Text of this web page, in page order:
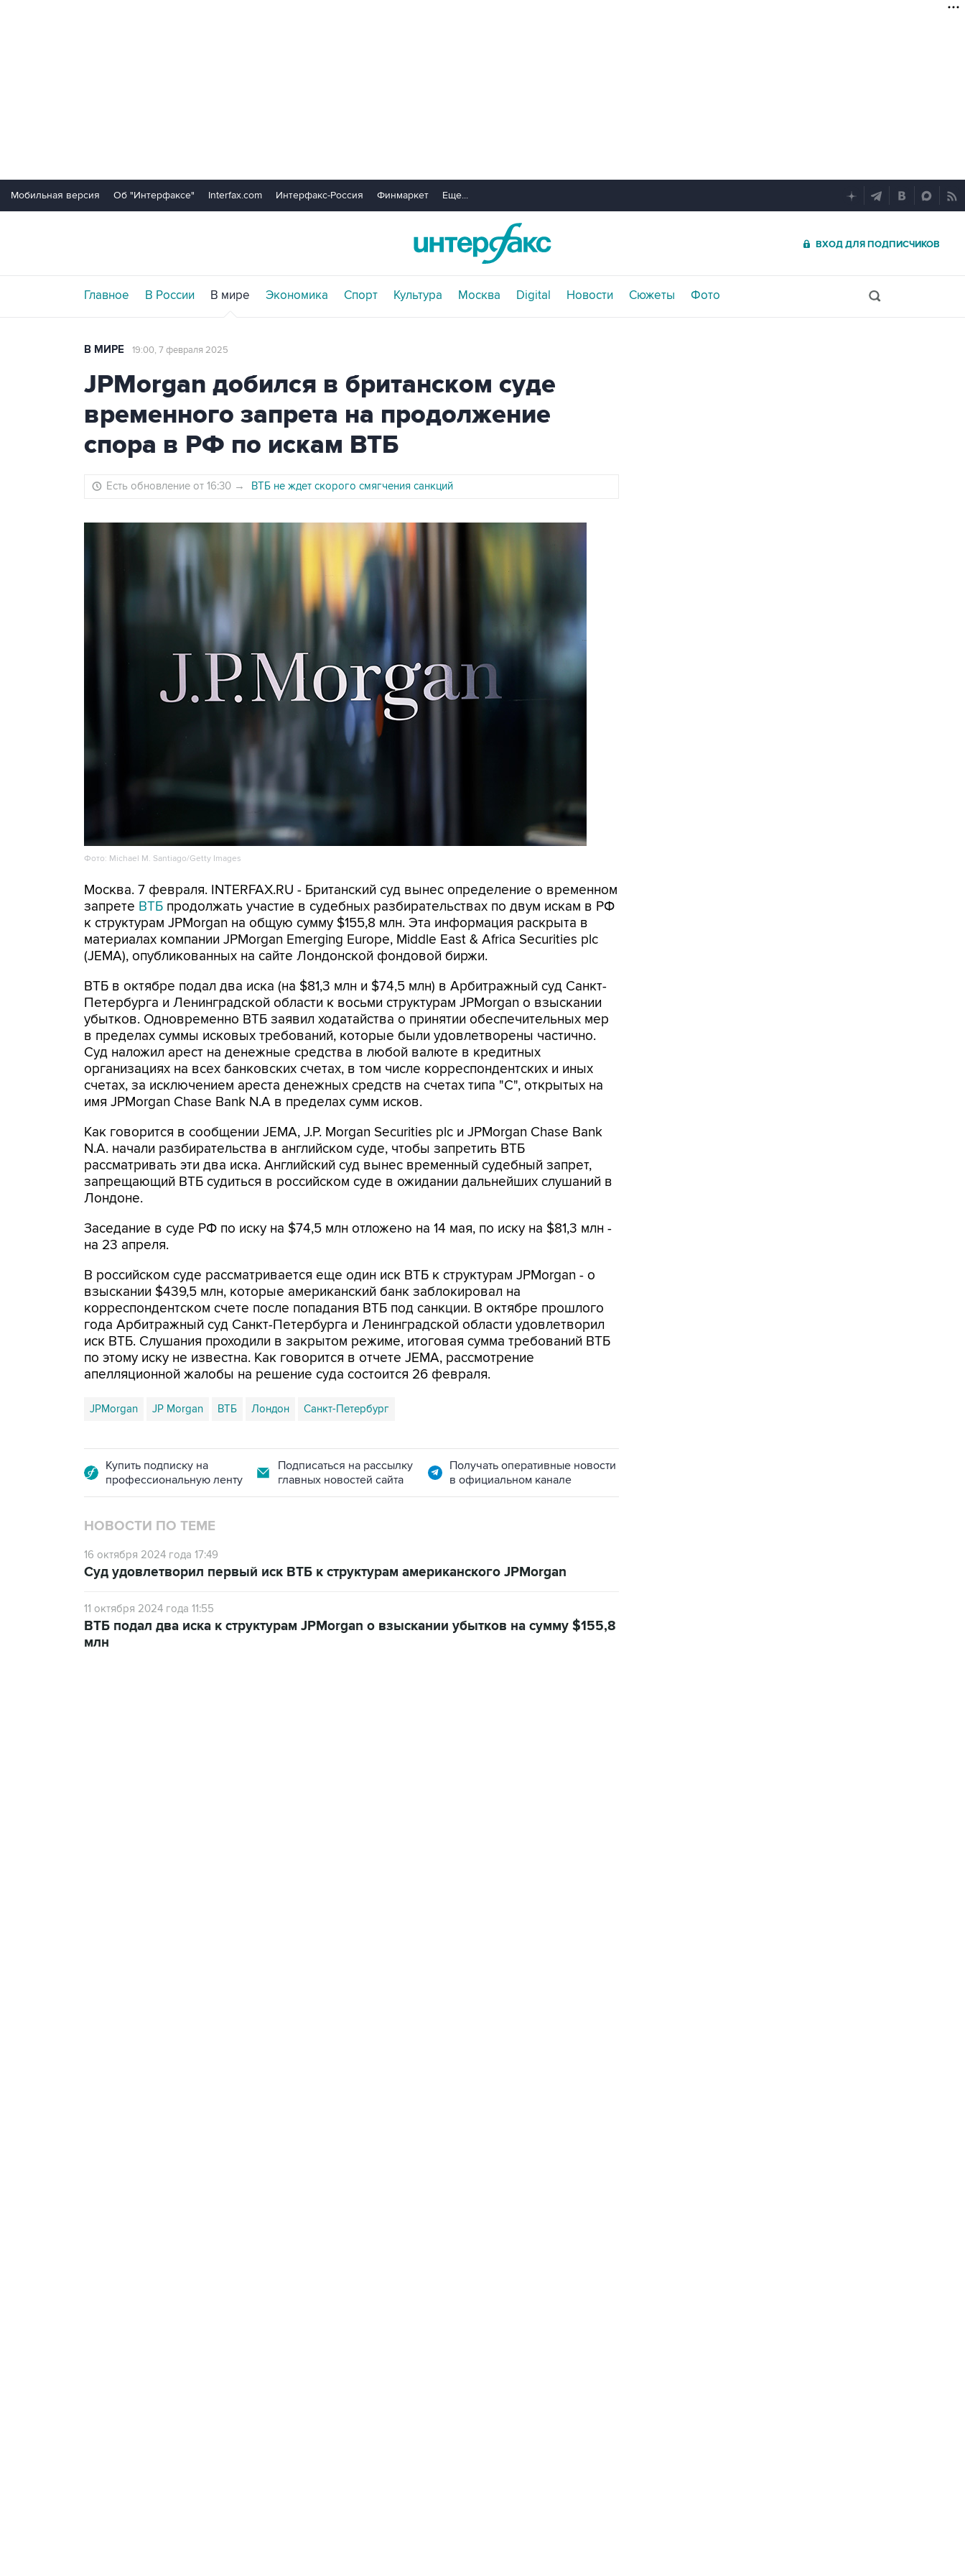
Мобильная версия Об "Интерфаксе" Interfax.com Интерфакс-Россия Финмаркет Еще...
ВХОД ДЛЯ ПОДПИСЧИКОВ
Главное В России В мире Экономика Спорт Культура Москва Digital Новости Сюжеты Фото
В МИРЕ 19:00, 7 февраля 2025
JPMorgan добился в британском суде
временного запрета на продолжение
спора в РФ по искам ВТБ
Есть обновление от 16:30 → ВТБ не ждет скорого смягчения санкций
Фото: Michael M. Santiago/Getty Images
Москва. 7 февраля. INTERFAX.RU - Британский суд вынес определение о временном
запрете ВТБ продолжать участие в судебных разбирательствах по двум искам в РФ
к структурам JPMorgan на общую сумму $155,8 млн. Эта информация раскрыта в
материалах компании JPMorgan Emerging Europe, Middle East & Africa Securities plc
(JEMA), опубликованных на сайте Лондонской фондовой биржи.
ВТБ в октябре подал два иска (на $81,3 млн и $74,5 млн) в Арбитражный суд Санкт-
Петербурга и Ленинградской области к восьми структурам JPMorgan о взыскании
убытков. Одновременно ВТБ заявил ходатайства о принятии обеспечительных мер
в пределах суммы исковых требований, которые были удовлетворены частично.
Суд наложил арест на денежные средства в любой валюте в кредитных
организациях на всех банковских счетах, в том числе корреспондентских и иных
счетах, за исключением ареста денежных средств на счетах типа "С", открытых на
имя JPMorgan Chase Bank N.A в пределах сумм исков.
Как говорится в сообщении JEMA, J.P. Morgan Securities plc и JPMorgan Chase Bank
N.A. начали разбирательства в английском суде, чтобы запретить ВТБ
рассматривать эти два иска. Английский суд вынес временный судебный запрет,
запрещающий ВТБ судиться в российском суде в ожидании дальнейших слушаний в
Лондоне.
Заседание в суде РФ по иску на $74,5 млн отложено на 14 мая, по иску на $81,3 млн -
на 23 апреля.
В российском суде рассматривается еще один иск ВТБ к структурам JPMorgan - о
взыскании $439,5 млн, которые американский банк заблокировал на
корреспондентском счете после попадания ВТБ под санкции. В октябре прошлого
года Арбитражный суд Санкт-Петербурга и Ленинградской области удовлетворил
иск ВТБ. Слушания проходили в закрытом режиме, итоговая сумма требований ВТБ
по этому иску не известна. Как говорится в отчете JEMA, рассмотрение
апелляционной жалобы на решение суда состоится 26 февраля.
JPMorgan JP Morgan ВТБ Лондон Санкт-Петербург
Купить подписку на
профессиональную ленту
Подписаться на рассылку
главных новостей сайта
Получать оперативные новости
в официальном канале
НОВОСТИ ПО ТЕМЕ
16 октября 2024 года 17:49
Суд удовлетворил первый иск ВТБ к структурам американского JPMorgan
11 октября 2024 года 11:55
ВТБ подал два иска к структурам JPMorgan о взыскании убытков на сумму $155,8
млн